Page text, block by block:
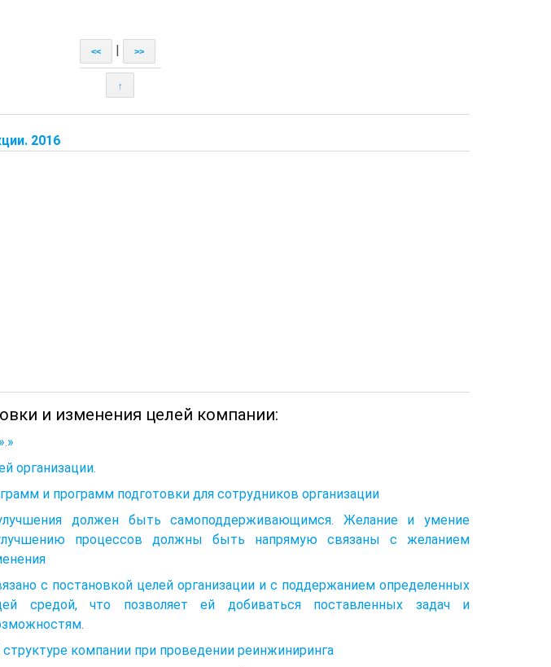
<< >>
↑
2016
и изменения целей компании:
организации.
и программ подготовки для сотрудников организации
должен быть самоподдерживающимся. Желание и умение
процессов должны быть напрямую связаны с желанием
с постановкой целей организации и с поддержанием определенных
средой, что позволяет ей добиваться поставленных задач и
компании при проведении реинжиниринга